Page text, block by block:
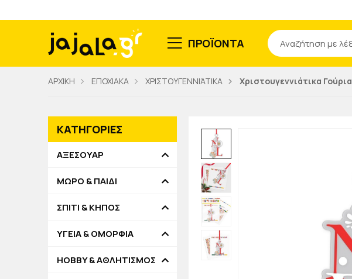
ΠΡΟΪΟΝΤΑ
Αναζήτηση
ΑΡΧΙΚΗ ΕΠΟΧΙΑΚΑ ΧΡΙΣΤΟΥΓΕΝΝΙΆΤΙΚΑ Χριστουγεννιάτικα Γούρια
ΚΑΤΗΓΟΡΙΕΣ
ΑΞΕΣΟΥΑΡ
ΜΩΡΟ & ΠΑΙΔΙ
ΣΠΙΤΙ & ΚΗΠΟΣ
ΥΓΕΙΑ & ΟΜΟΡΦΙΑ
HOBBY & ΑΘΛΗΤΙΣΜΟΣ